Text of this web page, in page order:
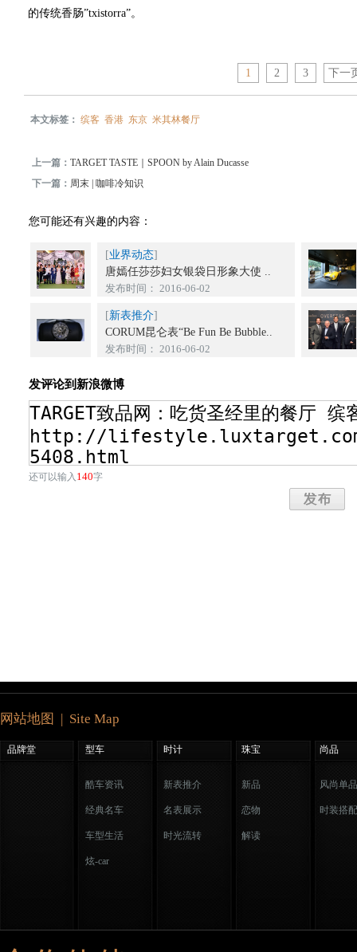
的传统香肠”txistorra”。
1 2 3 下一
本文标签：缤客 香港 东京 米其林餐厅
上一篇：TARGET TASTE｜SPOON by Alain Ducasse
下一篇： 周末 | 咖啡冷知识
您可能还有兴趣的内容：
[业界动态]
唐嫣任莎莎妇女银袋日形象大使 ..
发布时间： 2016-06-02
[新表推介]
CORUM昆仑表“Be Fun Be Bubble..
发布时间： 2016-06-02
发评论到新浪微博
还可以输入 140字
网站地图 | Site Map
品牌堂 型车 时计 珠宝 尚品
酷车资讯
经典名车
车型生活
炫-car
新表推介
名表展示
时光流转
新品
恋物
解读
风尚单品
时装搭配